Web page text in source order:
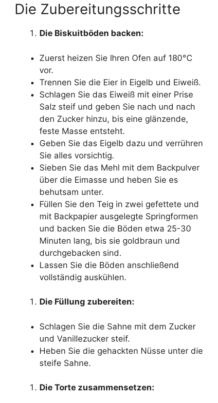
Die Zubereitungsschritte
Die Biskuitböden backen:
Zuerst heizen Sie Ihren Ofen auf 180°C
vor.
Trennen Sie die Eier in Eigelb und Eiweiß.
Schlagen Sie das Eiweiß mit einer Prise
Salz steif und geben Sie nach und nach
den Zucker hinzu, bis eine glänzende,
feste Masse entsteht.
Geben Sie das Eigelb dazu und verrühren
Sie alles vorsichtig.
Sieben Sie das Mehl mit dem Backpulver
über die Eimasse und heben Sie es
behutsam unter.
Füllen Sie den Teig in zwei gefettete und
mit Backpapier ausgelegte Springformen
und backen Sie die Böden etwa 25-30
Minuten lang, bis sie goldbraun und
durchgebacken sind.
Lassen Sie die Böden anschließend
vollständig auskühlen.
Die Füllung zubereiten:
Schlagen Sie die Sahne mit dem Zucker
und Vanillezucker steif.
Heben Sie die gehackten Nüsse unter die
steife Sahne.
Die Torte zusammensetzen: